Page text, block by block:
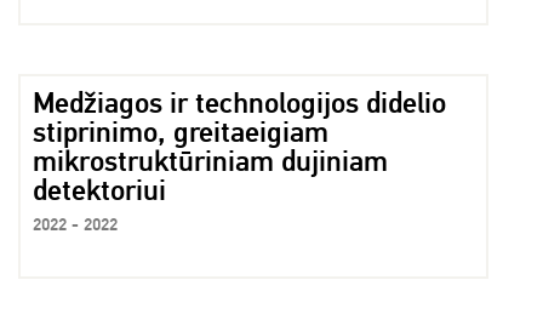
Medžiagos ir technologijos didelio
stiprinimo, greitaeigiam
mikrostruktūriniam dujiniam
detektoriui
2022 - 2022